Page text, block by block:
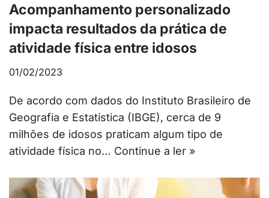
Acompanhamento personalizado
impacta resultados da prática de
atividade física entre idosos
01/02/2023
De acordo com dados do Instituto Brasileiro de
Geografia e Estatística (IBGE), cerca de 9
milhões de idosos praticam algum tipo de
atividade física no… Continue a ler »